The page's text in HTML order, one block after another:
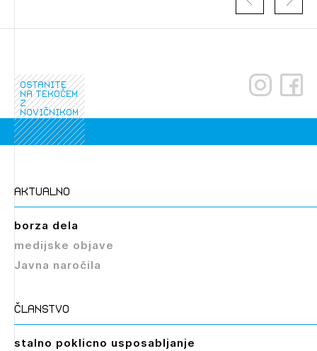
Izbrana vsebina je namenjena le ZAPS
registriranim uporabnikom. Da lahko do nje
dostopate, se je potrebno prijaviti.
ostanite
na tekočem
z
novičnikom
aktualno
borza dela
medijske objave
Javna naročila
članstvo
stalno poklicno usposabljanje